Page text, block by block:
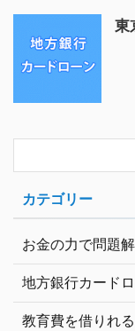
東
カテゴリー
お金の力で問題
地方銀行カード
教育費を借りれ